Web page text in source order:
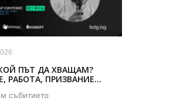
КОЙ ПЪТ ДА ХВАЩАМ?
РАБОТА, ПРИЗВАНИЕ…
събитието: